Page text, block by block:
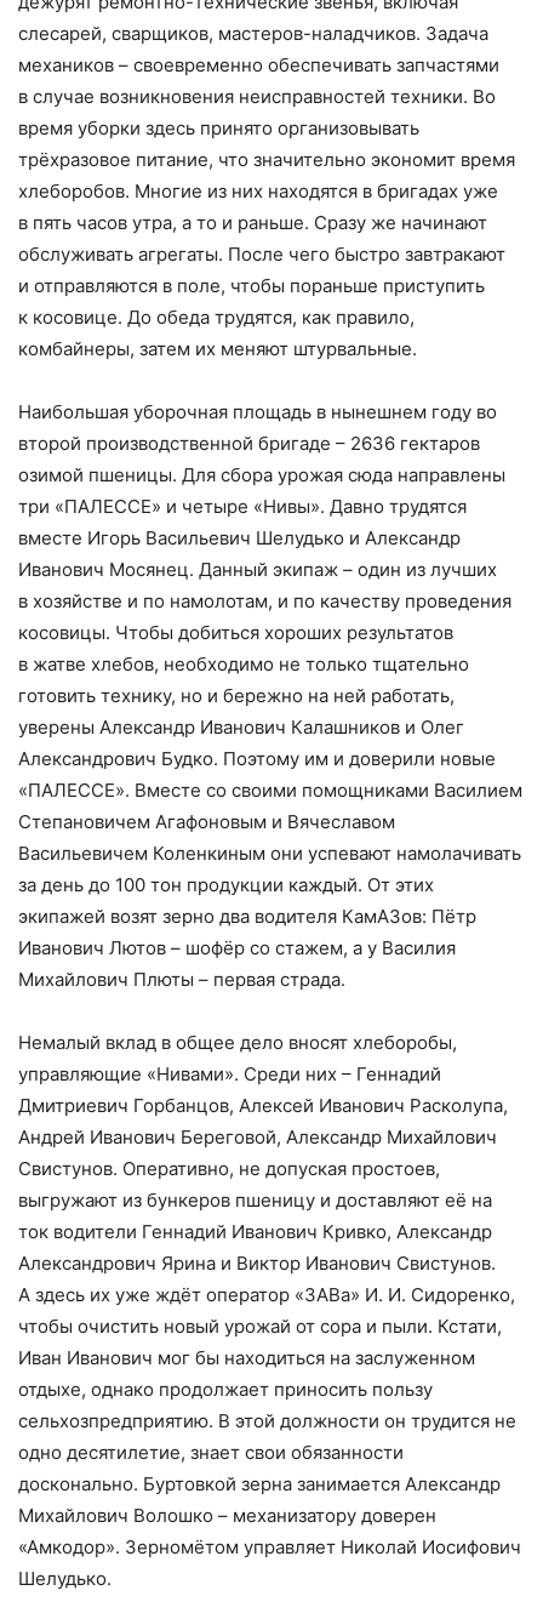
слесарей, сварщиков, мастеров-наладчиков. Задача
механиков – своевременно обеспечивать запчастями
в случае возникновения неисправностей техники. Во
время уборки здесь принято организовывать
трёхразовое питание, что значительно экономит время
хлеборобов. Многие из них находятся в бригадах уже
в пять часов утра, а то и раньше. Сразу же начинают
обслуживать агрегаты. После чего быстро завтракают
и отправляются в поле, чтобы пораньше приступить
к косовице. До обеда трудятся, как правило,
комбайнеры, затем их меняют штурвальные.
Наибольшая уборочная площадь в нынешнем году во
второй производственной бригаде – 2636 гектаров
озимой пшеницы. Для сбора урожая сюда направлены
три «ПАЛЕССЕ» и четыре «Нивы». Давно трудятся
вместе Игорь Васильевич Шелудько и Александр
Иванович Мосянец. Данный экипаж – один из лучших
в хозяйстве и по намолотам, и по качеству проведения
косовицы. Чтобы добиться хороших результатов
в жатве хлебов, необходимо не только тщательно
готовить технику, но и бережно на ней работать,
уверены Александр Иванович Калашников и Олег
Александрович Будко. Поэтому им и доверили новые
«ПАЛЕССЕ». Вместе со своими помощниками Василием
Степановичем Агафоновым и Вячеславом
Васильевичем Коленкиным они успевают намолачивать
за день до 100 тон продукции каждый. От этих
экипажей возят зерно два водителя КамАЗов: Пётр
Иванович Лютов – шофёр со стажем, а у Василия
Михайлович Плюты – первая страда.
Немалый вклад в общее дело вносят хлеборобы,
управляющие «Нивами». Среди них – Геннадий
Дмитриевич Горбанцов, Алексей Иванович Расколупа,
Андрей Иванович Береговой, Александр Михайлович
Свистунов. Оперативно, не допуская простоев,
выгружают из бункеров пшеницу и доставляют её на
ток водители Геннадий Иванович Кривко, Александр
Александрович Ярина и Виктор Иванович Свистунов.
А здесь их уже ждёт оператор «ЗАВа» И. И. Сидоренко,
чтобы очистить новый урожай от сора и пыли. Кстати,
Иван Иванович мог бы находиться на заслуженном
отдыхе, однако продолжает приносить пользу
сельхозпредприятию. В этой должности он трудится не
одно десятилетие, знает свои обязанности
досконально. Буртовкой зерна занимается Александр
Михайлович Волошко – механизатору доверен
«Амкодор». Зерномётом управляет Николай Иосифович
Шелудько.